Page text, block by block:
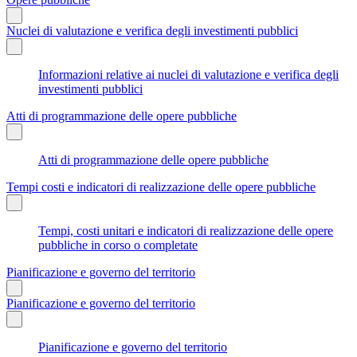
Nuclei di valutazione e verifica degli investimenti pubblici
Informazioni relative ai nuclei di valutazione e verifica degli
investimenti pubblici
Atti di programmazione delle opere pubbliche
Atti di programmazione delle opere pubbliche
Tempi costi e indicatori di realizzazione delle opere pubbliche
Tempi, costi unitari e indicatori di realizzazione delle opere
pubbliche in corso o completate
Pianificazione e governo del territorio
Pianificazione e governo del territorio
Pianificazione e governo del territorio